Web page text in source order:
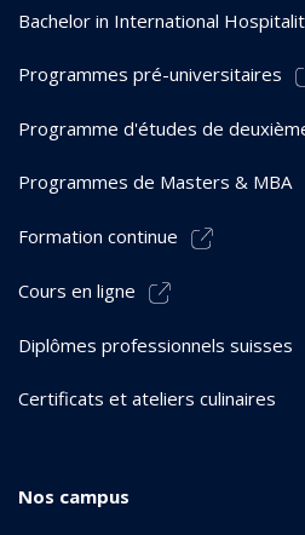
Bachelor in International
Programmes pré-universitaires
Programme d'études de
Programmes de Masters & MBA
Formation continue
Cours en ligne
Diplômes professionnels suisses
Certificats et ateliers culinaires
Nos campus